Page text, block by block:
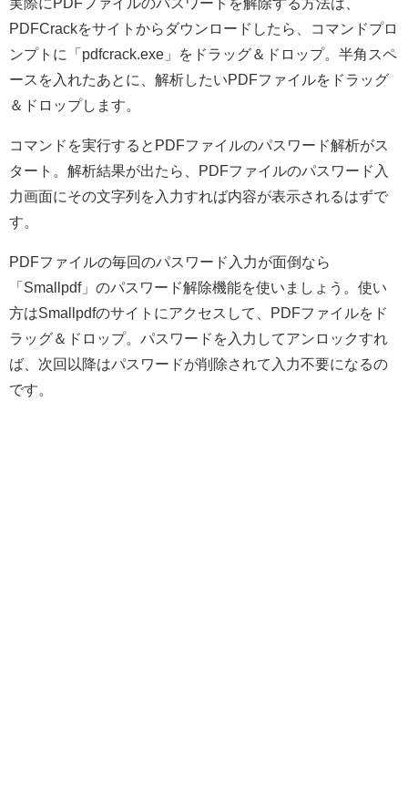
実際にPDFファイルのパスワードを解除する方法は、
PDFCrackをサイトからダウンロードしたら、コマンドプロ
ンプトに「pdfcrack.exe」をドラッグ＆ドロップ。半角スペ
ースを入れたあとに、解析したいPDFファイルをドラッグ
＆ドロップします。
コマンドを実行するとPDFファイルのパスワード解析がス
タート。解析結果が出たら、PDFファイルのパスワード入
力画面にその文字列を入力すれば内容が表示されるはずで
す。
PDFファイルの毎回のパスワード入力が面倒なら
「Smallpdf」のパスワード解除機能を使いましょう。使い
方はSmallpdfのサイトにアクセスして、PDFファイルをド
ラッグ＆ドロップ。パスワードを入力してアンロックすれ
ば、次回以降はパスワードが削除されて入力不要になるの
です。